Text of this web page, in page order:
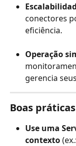
conectores
eficiência.
Operação
gerencia
Boas práticas
Use uma
contexto